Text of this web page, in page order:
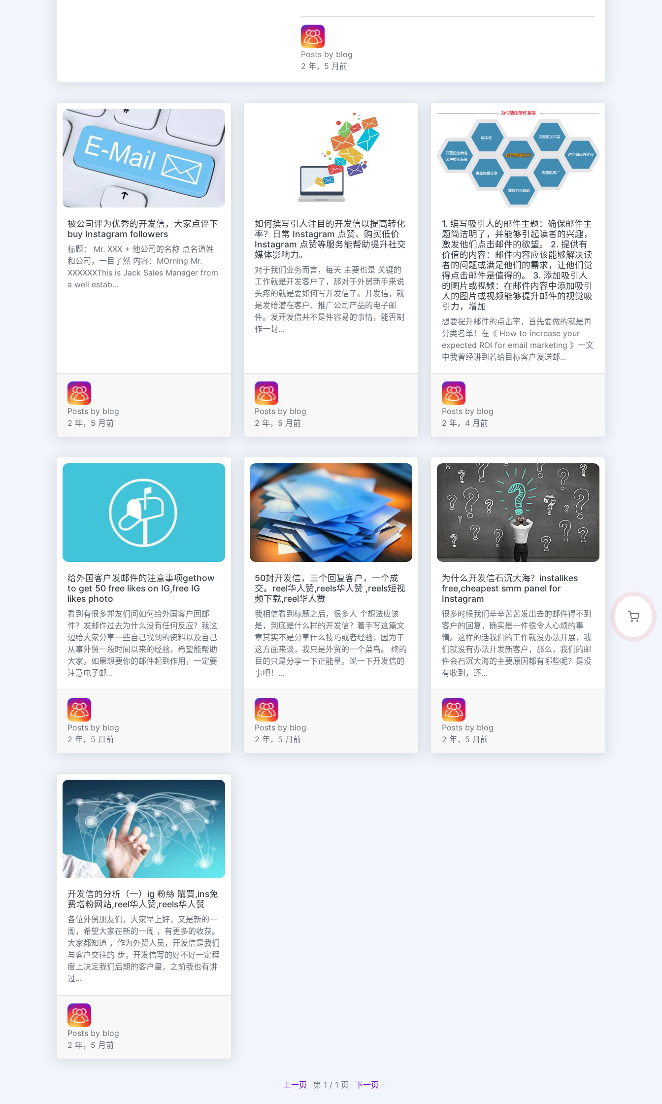
Posts by blog
2 年，5 月前
被公司评为优秀的开发信，大家点评下
buy Instagram followers
标题： Mr. XXX + 他公司的名称 点名道姓
和公司，一目了然 内容：MOrning Mr.
XXXXXXThis is Jack Sales Manager from
a well estab...
Posts by blog
2 年，5 月前
如何撰写引人注目的开发信以提高转化
率？日常 Instagram 点赞、购买低价
Instagram 点赞等服务能帮助提升社交
媒体影响力。
对于我们业务而言，每天 主要也是 关键的
工作就是开发客户了，那对于外贸新手来说
头疼的就是要如何写开发信了。开发信，就
是发给潜在客户、推广公司产品的电子邮
件。发开发信并不是件容易的事情，能否制
作一封...
Posts by blog
2 年，5 月前
1. 编写吸引人的邮件主题：确保邮件主
题简洁明了，并能够引起读者的兴趣，
激发他们点击邮件的欲望。 2. 提供有
价值的内容：邮件内容应该能够解决读
者的问题或满足他们的需求，让他们觉
得点击邮件是值得的。 3. 添加吸引人
的图片或视频：在邮件内容中添加吸引
人的图片或视频能够提升邮件的视觉吸
引力，增加
想要提升邮件的点击率，首先要做的就是再
分类名单！在《 How to increase your
expected ROI for email marketing 》一文
中我曾经讲到若给目标客户发送邮...
Posts by blog
2 年，4 月前
给外国客户发邮件的注意事项gethow
to get 50 free likes on IG,free IG
likes photo
看到有很多邦友们问如何给外国客户回邮
件？发邮件过去为什么没有任何反应？我这
边给大家分享一些自己找到的资料以及自己
从事外贸一段时间以来的经验，希望能帮助
大家。如果想要你的邮件起到作用，一定要
注意电子邮...
Posts by blog
2 年，5 月前
50封开发信，三个回复客户，一个成
交。reel华人赞,reels华人赞 ,reels短视
频下载,reel华人赞
我相信看到标题之后，很多人 个想法应该
是，到底是什么样的开发信？着手写这篇文
章其实不是分享什么技巧或者经验，因为于
这方面来谈，我只是外贸的一个菜鸟。 终的
目的只是分享一下正能量。说一下开发信的
事吧！...
Posts by blog
2 年，5 月前
为什么开发信石沉大海？instalikes
free,cheapest smm panel for
Instagram
很多时候我们辛辛苦苦发出去的邮件得不到
客户的回复，确实是一件很令人心烦的事
情。这样的话我们的工作就没办法开展，我
们就没有办法开发新客户，那么，我们的邮
件会石沉大海的主要原因都有哪些呢？是没
有收到，还...
Posts by blog
2 年，5 月前
开发信的分析（一）ig 粉絲 購買,ins免
费增粉网站,reel华人赞,reels华人赞
各位外贸朋友们，大家早上好，又是新的一
周，希望大家在新的一周 ，有更多的收获。
大家都知道 ，作为外贸人员，开发信是我们
与客户交往的 步，开发信写的好不好一定程
度上决定我们后期的客户量，之前我也有讲
过...
Posts by blog
2 年，5 月前
上一页 第 1 / 1 页 下一页